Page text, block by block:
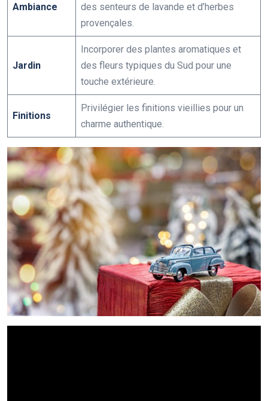
Ambiance
des senteurs de lavande et d’herbes
provençales.
Jardin
Incorporer des plantes aromatiques et
des fleurs typiques du Sud pour une
touche extérieure.
Finitions
Privilégier les finitions vieillies pour un
charme authentique.